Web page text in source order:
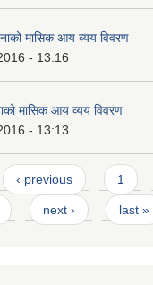
मासिक आय व्यय विवरण
- 13:16
मासिक आय व्यय विवरण
- 13:13
‹ previous 1
next › last »